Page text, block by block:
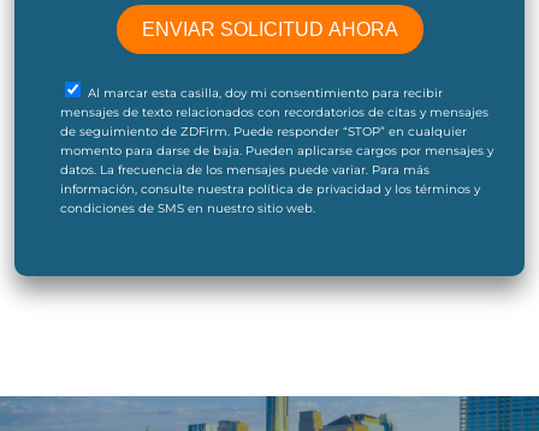
Al marcar esta casilla, doy mi consentimiento para recibir
mensajes de texto relacionados con recordatorios de citas y mensajes
de seguimiento de ZDFirm. Puede responder “STOP” en cualquier
momento para darse de baja. Pueden aplicarse cargos por mensajes y
datos. La frecuencia de los mensajes puede variar. Para más
información, consulte nuestra política de privacidad y los términos y
condiciones de SMS en nuestro sitio web.